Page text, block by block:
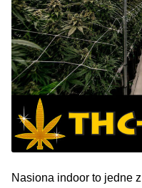
Dla Początkujących
Indoor w Domu
Outdoor na Dworze
Półautomaty Outdoor
Nasiona indoor to jedne